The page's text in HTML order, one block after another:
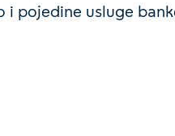
i pojedine usluge